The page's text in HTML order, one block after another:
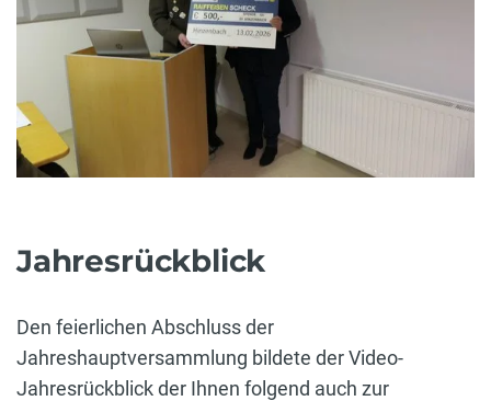
Jahresrückblick
Den feierlichen Abschluss der
Jahreshauptversammlung bildete der Video-
Jahresrückblick der Ihnen folgend auch zur